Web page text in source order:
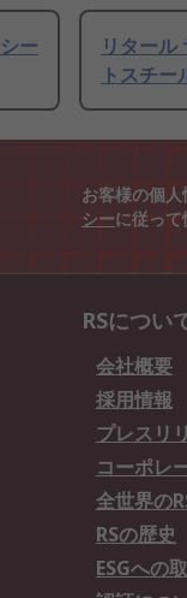
ー
リタール
トスチー
お客様の個
シーに従って
RSについ
会社概要
採用情報
プレスリ
コーポレ
全世界の
RSの歴史
ESGへの